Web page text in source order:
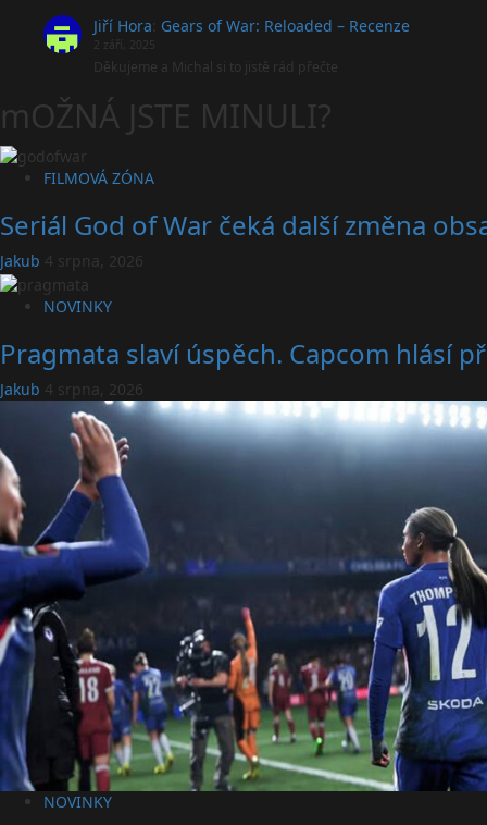
Jiří Hora Gears of War: Reloaded – Recenze
2 září, 2025
Děkujeme a Michal si to jistě rád přečte
mOŽNÁ JSTE MINULI?
FILMOVÁ ZÓNA
Seriál God of War čeká další změna
Jakub 4 srpna, 2026
NOVINKY
Pragmata slaví úspěch. Capcom hlásí
Jakub 4 srpna, 2026
NOVINKY